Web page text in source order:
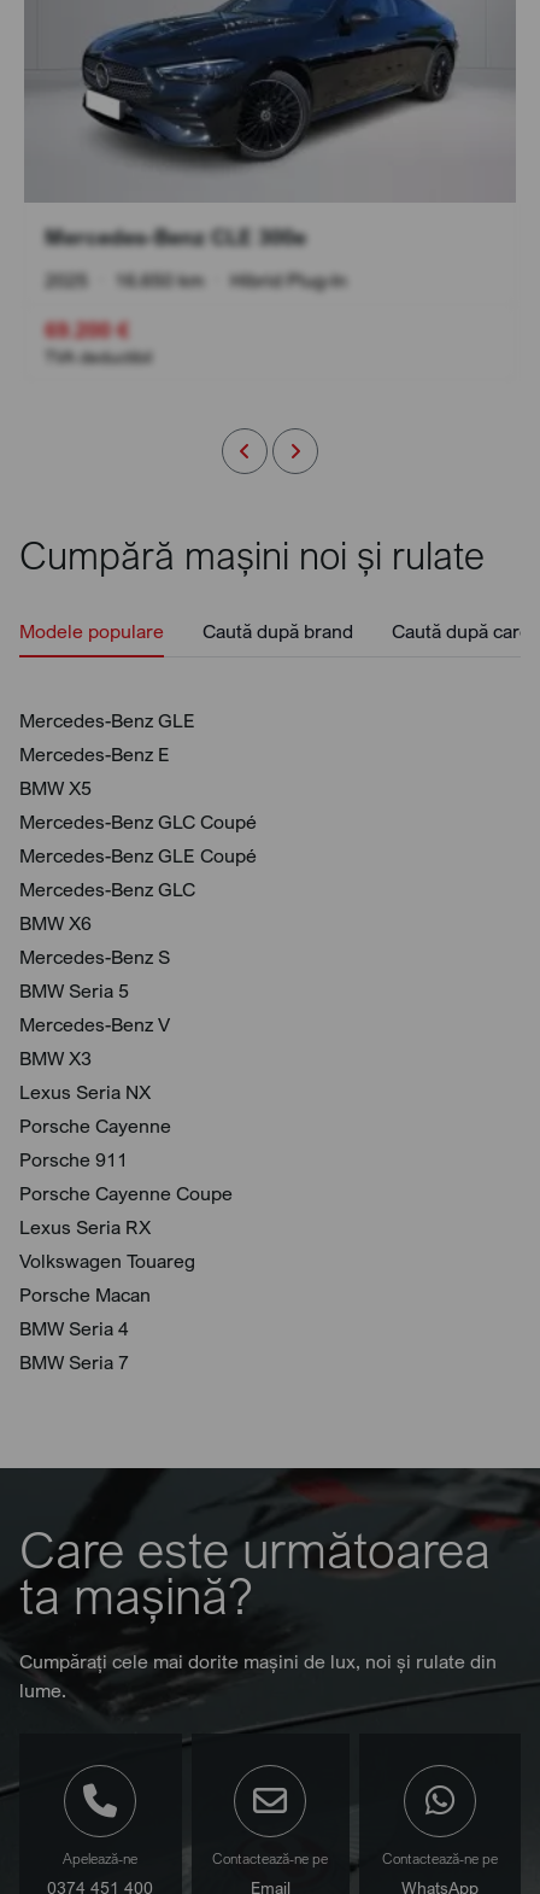
Mercedes-Benz CLE 300e
2025 16.650 km Hibrid Plug-In
69.200 €
TVA deductibil
Cumpără mașini noi și rulate
Modele populare Caută după brand Caută după
Mercedes-Benz GLE
Mercedes-Benz E
BMW X5
Mercedes-Benz GLC Coupé
Mercedes-Benz GLE Coupé
Mercedes-Benz GLC
BMW X6
Mercedes-Benz S
BMW Seria 5
Mercedes-Benz V
BMW X3
Lexus Seria NX
Porsche Cayenne
Porsche 911
Porsche Cayenne Coupe
Lexus Seria RX
Volkswagen Touareg
Porsche Macan
BMW Seria 4
BMW Seria 7
Care este următoarea
ta mașină?
Cumpărați cele mai dorite mașini de lux, noi și rulate din
lume.
Apelează-ne
0374 451 400
Contactează-ne pe
Email
Contactează-ne pe
WhatsApp